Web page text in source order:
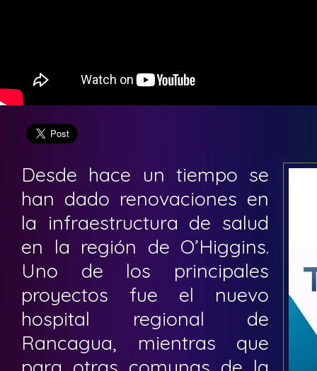
Desde hace un tiempo se
han dado renovaciones en
la infraestructura de salud
en la región de O’Higgins.
Uno de los principales
proyectos fue el nuevo
hospital regional de
Rancagua, mientras que